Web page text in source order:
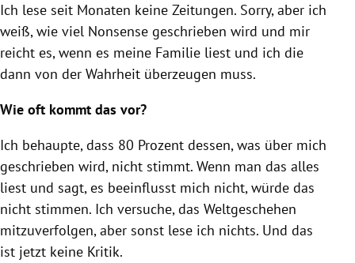
Ich lese seit Monaten keine Zeitungen. Sorry, aber ich
weiß, wie viel Nonsense geschrieben wird und mir
reicht es, wenn es meine Familie liest und ich die
dann von der Wahrheit überzeugen muss.
Wie oft kommt das vor?
Ich behaupte, dass 80 Prozent dessen, was über mich
geschrieben wird, nicht stimmt. Wenn man das alles
liest und sagt, es beeinflusst mich nicht, würde das
nicht stimmen. Ich versuche, das Weltgeschehen
mitzuverfolgen, aber sonst lese ich nichts. Und das
ist jetzt keine Kritik.